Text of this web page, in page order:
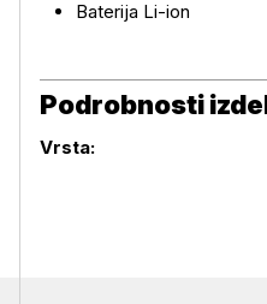
Baterija Li-ion
Podrobnosti
Podrobnosti izdelka
Vrsta: